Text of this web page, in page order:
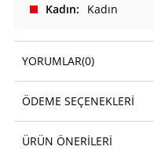
Kadın Kadın
YORUMLAR(0)
ÖDEME SEÇENEKLERI
ÜRÜN ÖNERILERI